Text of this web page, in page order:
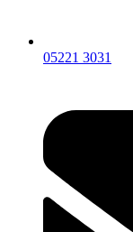
05221 3031